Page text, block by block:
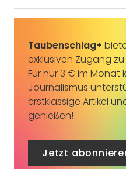
Taubenschlag+
exklusiven Zugang
Für nur 3 € im
Journalismus
erstklassige Artikel
genießen!
Jetzt